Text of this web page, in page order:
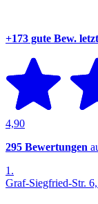
+173 gute Bew.
4,90
295 Bewertungen
1.
Graf-Siegfried-Str.